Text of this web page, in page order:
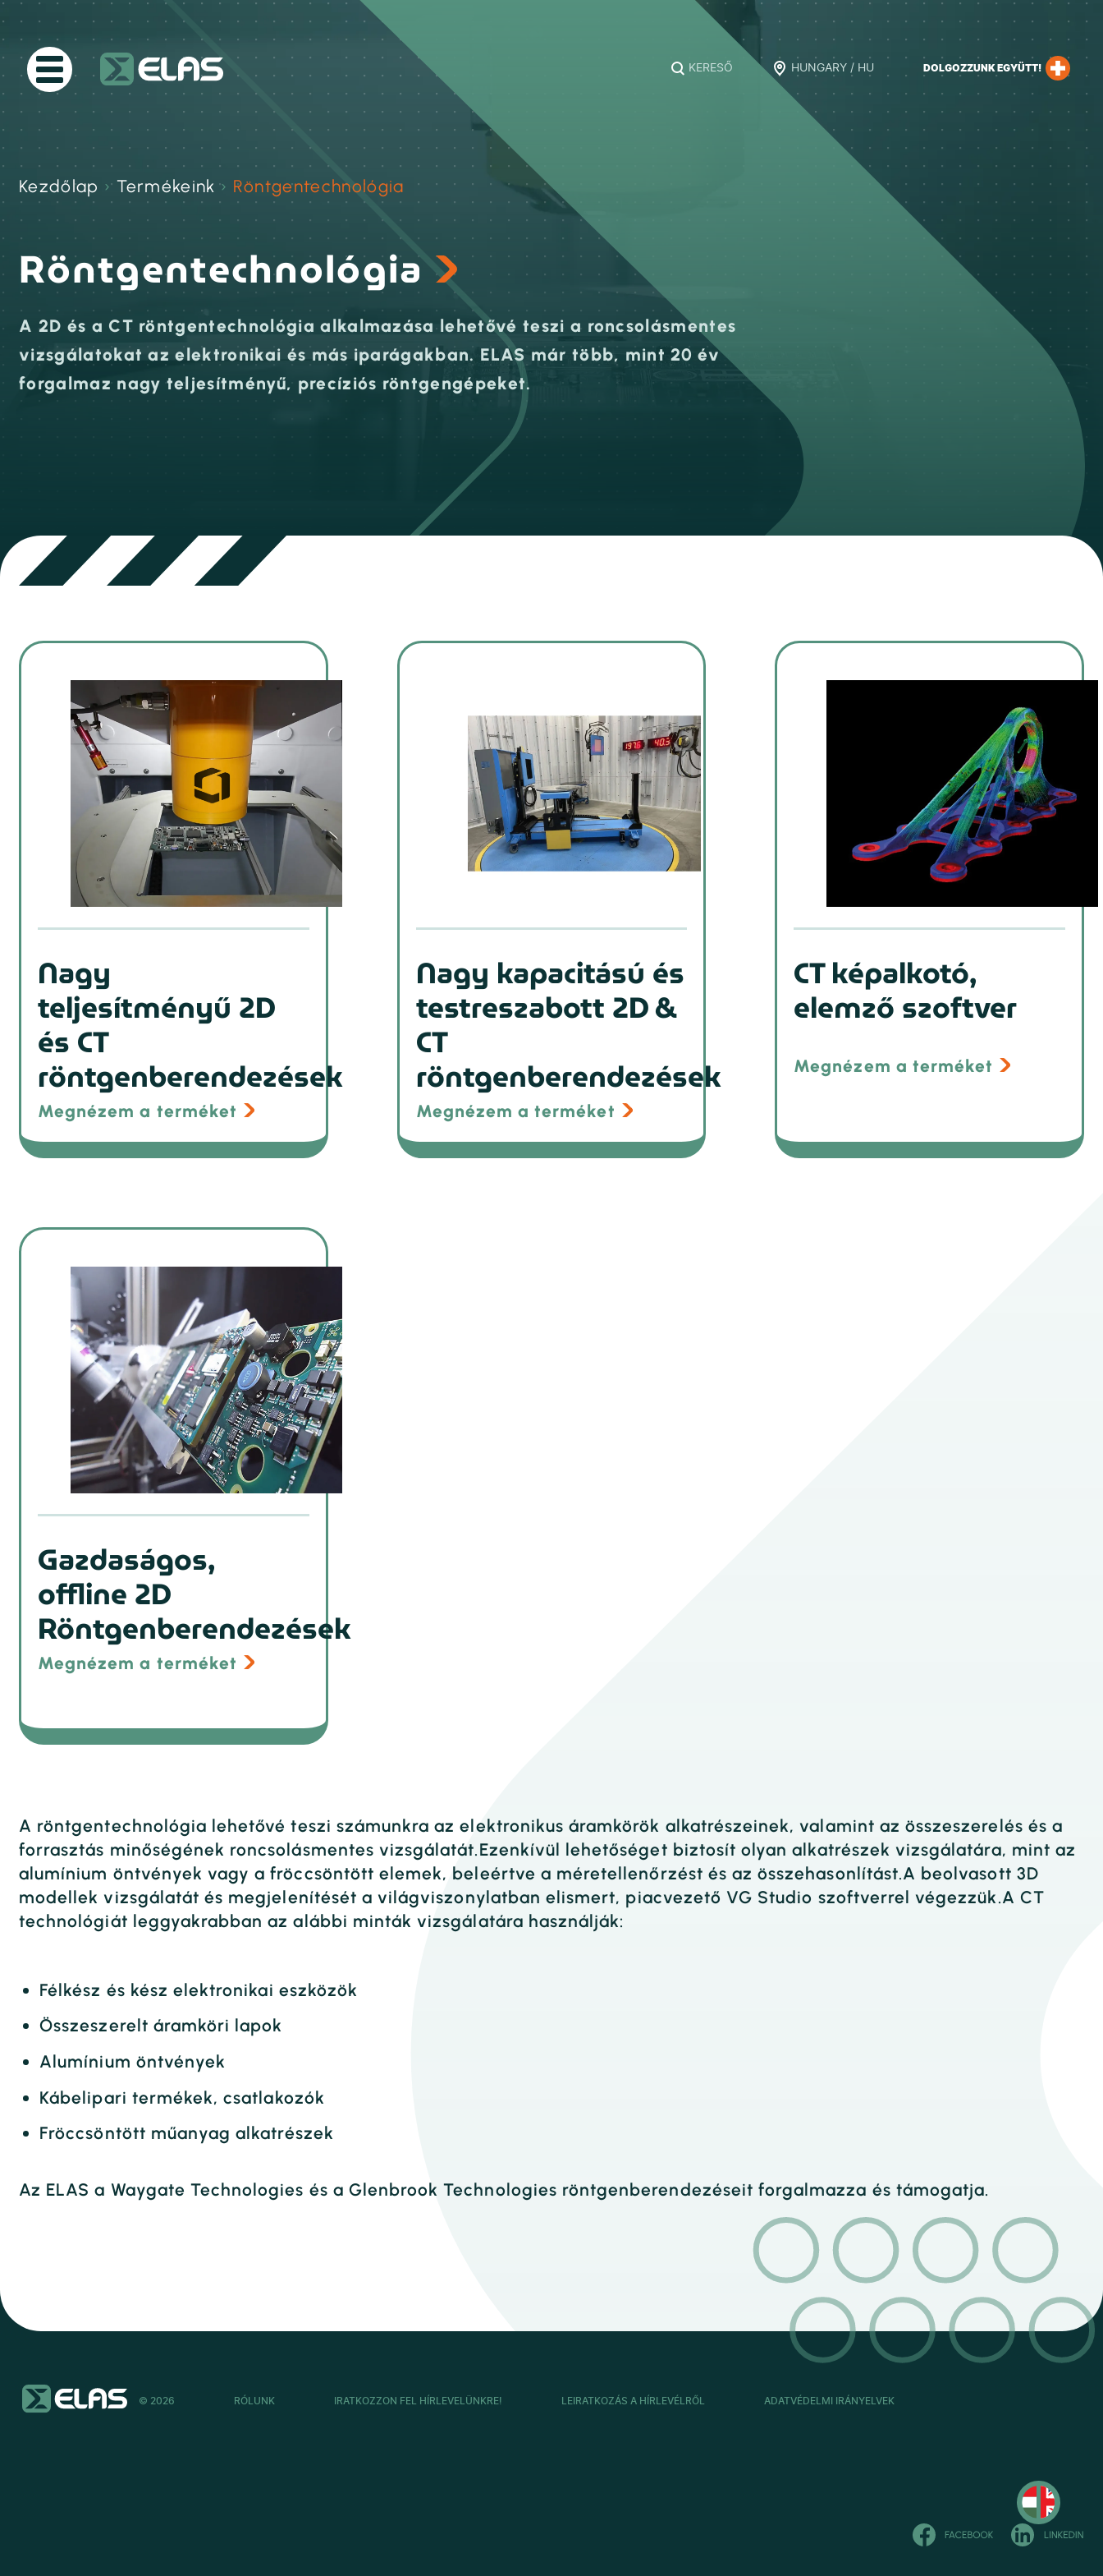
KERESŐ HUNGARY / HU DOLGOZZUNK EGYÜTT!
Kezdőlap › Termékeink › Röntgentechnológia
Röntgentechnológia
A 2D és a CT röntgentechnológia alkalmazása lehetővé teszi a roncsolásmentes
vizsgálatokat az elektronikai és más iparágakban. ELAS már több, mint 20 év
forgalmaz nagy teljesítményű, precíziós röntgengépeket.
Nagy
teljesítményű 2D
és CT
röntgenberendezések
Megnézem a terméket
Nagy kapacitású és
testreszabott 2D &
CT
röntgenberendezések
Megnézem a terméket
CT képalkotó,
elemző szoftver
Megnézem a terméket
Gazdaságos,
offline 2D
Röntgenberendezések
Megnézem a terméket
A röntgentechnológia lehetővé teszi számunkra az elektronikus áramkörök alkatrészeinek, valamint az összeszerelés és a
forrasztás minőségének roncsolásmentes vizsgálatát.Ezenkívül lehetőséget biztosít olyan alkatrészek vizsgálatára, mint az
alumínium öntvények vagy a fröccsöntött elemek, beleértve a méretellenőrzést és az összehasonlítást.A beolvasott 3D
modellek vizsgálatát és megjelenítését a világviszonylatban elismert, piacvezető VG Studio szoftverrel végezzük.A CT
technológiát leggyakrabban az alábbi minták vizsgálatára használják:
Félkész és kész elektronikai eszközök
Összeszerelt áramköri lapok
Alumínium öntvények
Kábelipari termékek, csatlakozók
Fröccsöntött műanyag alkatrészek
Az ELAS a Waygate Technologies és a Glenbrook Technologies röntgenberendezéseit forgalmazza és támogatja.
© 2026 RÓLUNK IRATKOZZON FEL HÍRLEVELÜNKRE! LEIRATKOZÁS A HÍRLEVÉLRŐL ADATVÉDELMI IRÁNYELVEK
Read